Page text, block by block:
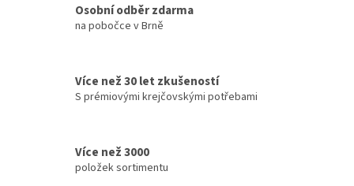
Osobní odběr zdarma
na pobočce v Brně
Více než 30 let zkušeností
S prémiovými krejčovskými potřebami
Více než 3000
položek sortimentu